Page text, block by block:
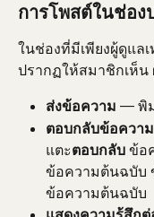
การโพสต์ในช่อง
ในช่องที่มีเพียงผู้ดูแล
ปรากฏให้สมาชิกเห็น
ส่งข้อความ — พิ
ตอบกลับข้อความ
แตะตอบกลับ ข้อ
ข้อความต้นฉบับ
ข้อความต้นฉบับ